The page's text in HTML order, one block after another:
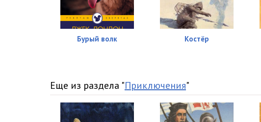
22
26
27
Бурый волк Костёр
Еще из раздела "Приключения"